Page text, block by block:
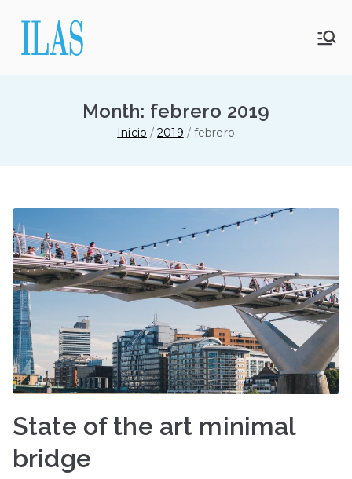
contenido
Month: febrero 2019
Inicio 2019 febrero
State of the art minimal
bridge